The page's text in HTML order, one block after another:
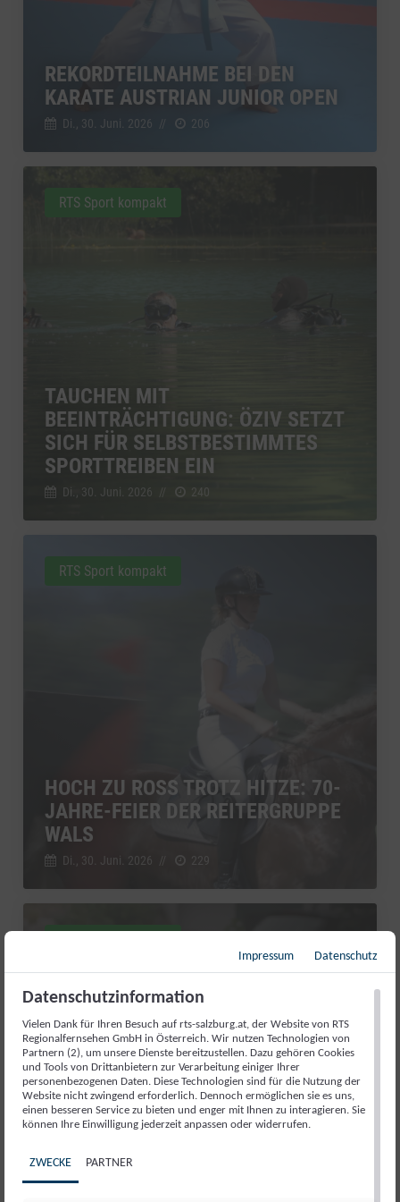
REKORDTEILNAHME BEI DEN
KARATE AUSTRIAN JUNIOR OPEN
Di., 30. Juni. 2026 // 206
TAUCHEN MIT
BEEINTRÄCHTIGUNG: ÖZIV SETZT
SICH FÜR SELBSTBESTIMMTES
SPORTTREIBEN EIN
Di., 30. Juni. 2026 // 240
RTS Sport kompakt
HOCH ZU ROSS TROTZ HITZE: 70-
JAHRE-FEIER DER REITERGRUPPE
WALS
Di., 30. Juni. 2026 229
RTS Sport kompakt
AUFATMEN IN ABTENAU: DIE
Impressum Datenschutz
Datenschutzinformation
Vielen Dank für Ihren Besuch auf rts-salzburg.at, der Website von RTS
Regionalfernsehen GmbH in Österreich. Wir nutzen Technologien von
Partnern (2), um unsere Dienste bereitzustellen. Dazu gehören Cookies
und Tools von Drittanbietern zur Verarbeitung einiger Ihrer
personenbezogenen Daten. Diese Technologien sind für die Nutzung der
Website nicht zwingend erforderlich. Dennoch ermöglichen sie es uns,
einen besseren Service zu bieten und enger mit Ihnen zu interagieren. Sie
können Ihre Einwilligung jederzeit anpassen oder widerrufen.
ZWECKE PARTNER